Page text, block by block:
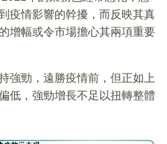
疫情影響的幹擾，而反映其真
增幅或令市場擔心其兩項重要
強勁，遠勝疫情前，但正如上
低，強勁增長不足以扭轉整體